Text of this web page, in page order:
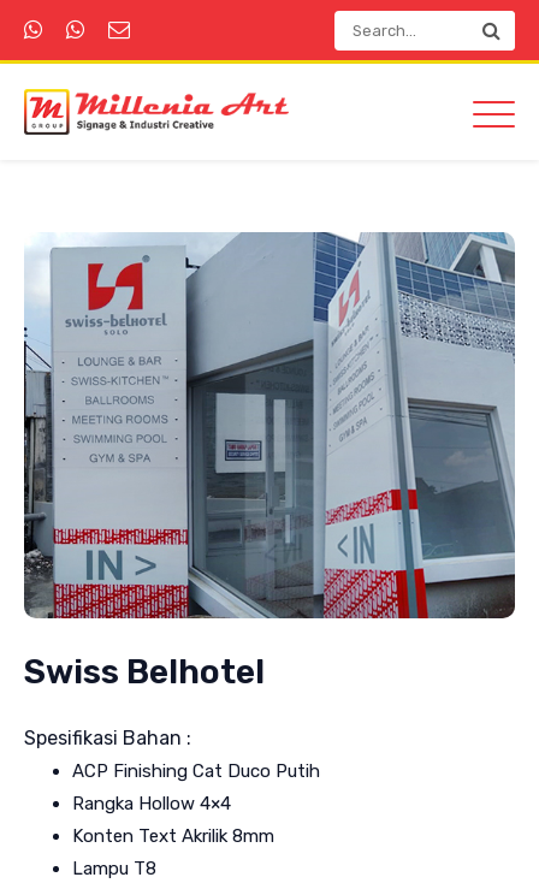
Swiss Belhotel
Spesifikasi Bahan :
ACP Finishing Cat Duco Putih
Rangka Hollow 4×4
Konten Text Akrilik 8mm
Lampu T8